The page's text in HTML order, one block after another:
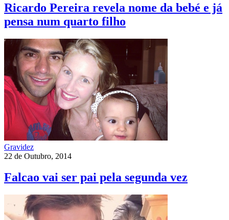
Ricardo Pereira revela nome da bebé e já
pensa num quarto filho
Gravidez
22 de Outubro, 2014
Falcao vai ser pai pela segunda vez